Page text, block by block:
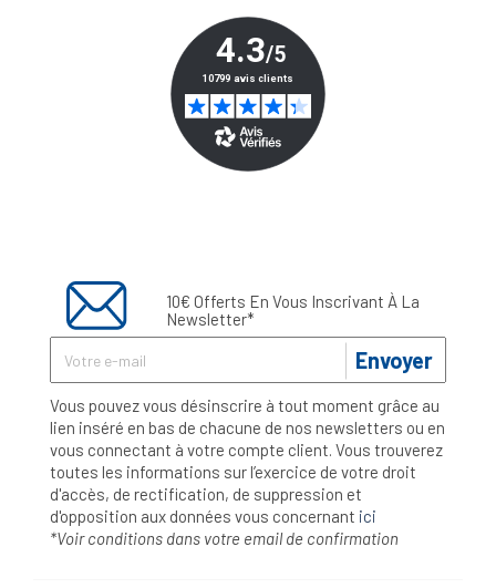
10€ Offerts En Vous Inscrivant À La
Newsletter*
Envoyer
Vous pouvez vous désinscrire à tout moment grâce au
lien inséré en bas de chacune de nos newsletters ou en
vous connectant à votre compte client. Vous trouverez
toutes les informations sur l’exercice de votre droit
d'accès, de rectification, de suppression et
d'opposition aux données vous concernant ici
*Voir conditions dans votre email de confirmation